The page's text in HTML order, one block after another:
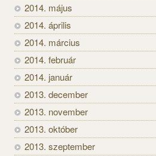
2014. május
2014. április
2014. március
2014. február
2014. január
2013. december
2013. november
2013. október
2013. szeptember